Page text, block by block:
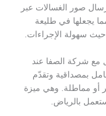
صور الغسالات عبر
يجعلها في طليعة
سهولة الإجراءات.
مع شركة الصفا عند
بمصداقية وتقدّم
أو مماطلة. وهي ميزة
بالرياض.